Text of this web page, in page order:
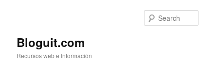
Bloguit.com
Recursos web e Información